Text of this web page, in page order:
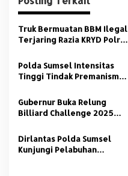
g
a
s
i
p
o
s
Truk Bermuatan BBM Ilegal
Terjaring Razia KRYD Polres
Polda Sumsel Intensitas
Tinggi Tindak Premanisme
Gubernur Buka Relung
Billiard Challenge 2025
Dirlantas Polda Sumsel
Kunjungi Pelabuhan